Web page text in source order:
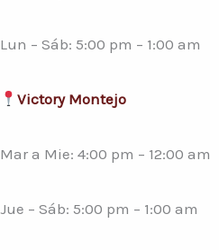
Lun – Sáb: 5:00 pm – 1:00 am
Victory Montejo
Mar a Mie: 4:00 pm – 12:00 am
Jue – Sáb: 5:00 pm – 1:00 am